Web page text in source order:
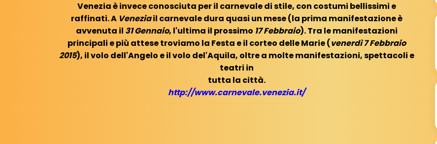
Venezia è invece conosciuta per il carnevale di stile, con costumi bellissimi e
raffinati. A Veneziail carnevale dura quasi un mese (la prima manifestazione è
avvenuta il 31 Gennaio, l'ultima il prossimo 17 Febbraio). Tra le manifestazioni
principali e più attese troviamo la Festa e il corteo delle Marie (venerdì 7 Febbraio
2015), il volo dell'Angelo e il volo del'Aquila, oltre a molte manifestazioni, spettacoli e
teatri in
tutta la città.
http://www.carnevale.venezia.it/